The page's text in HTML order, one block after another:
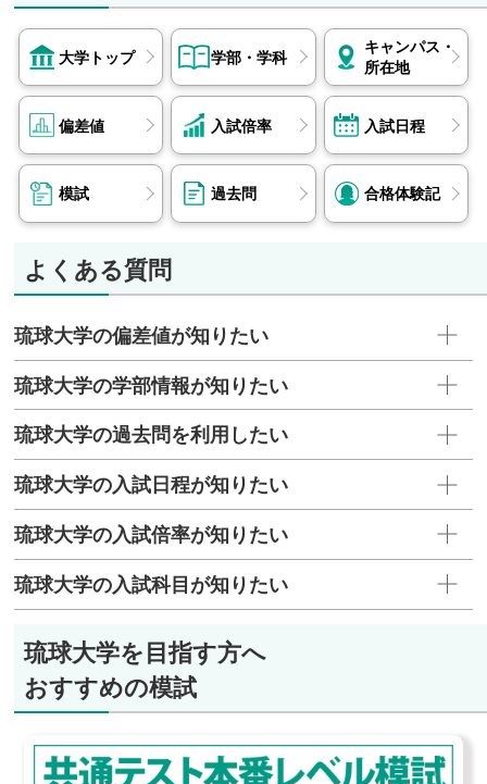
大学トップ 学部・学科
キャンパス・
所在地
偏差値 入試倍率 入試日程
模試 過去問 合格体験記
よくある質問
琉球大学の偏差値が知りたい
琉球大学の学部情報が知りたい
琉球大学の過去問を利用したい
琉球大学の入試日程が知りたい
琉球大学の入試倍率が知りたい
琉球大学の入試科目が知りたい
琉球大学を目指す方へ
おすすめの模試